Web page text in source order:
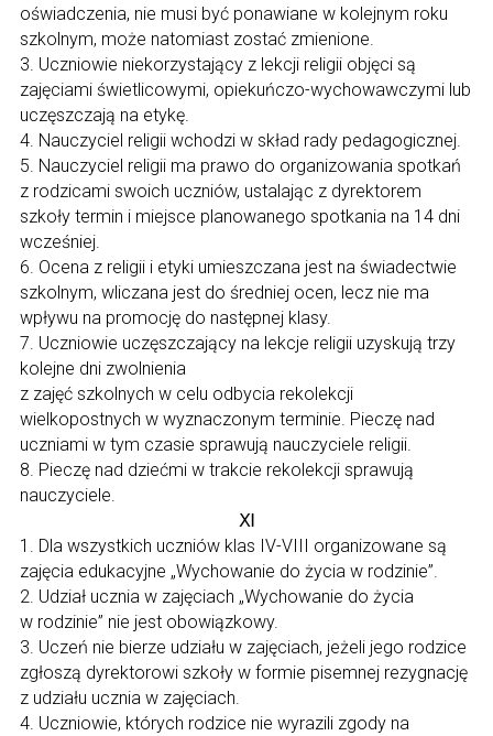
oświadczenia, nie musi być ponawiane w kolejnym roku
szkolnym, może natomiast zostać zmienione.
3. Uczniowie niekorzystający z lekcji religii objęci są
zajęciami świetlicowymi, opiekuńczo-wychowawczymi lub
uczęszczają na etykę.
4. Nauczyciel religii wchodzi w skład rady pedagogicznej.
5. Nauczyciel religii ma prawo do organizowania spotkań
z rodzicami swoich uczniów, ustalając z dyrektorem
szkoły termin i miejsce planowanego spotkania na 14 dni
wcześniej.
6. Ocena z religii i etyki umieszczana jest na świadectwie
szkolnym, wliczana jest do średniej ocen, lecz nie ma
wpływu na promocję do następnej klasy.
7. Uczniowie uczęszczający na lekcje religii uzyskują trzy
kolejne dni zwolnienia
z zajęć szkolnych w celu odbycia rekolekcji
wielkopostnych w wyznaczonym terminie. Pieczę nad
uczniami w tym czasie sprawują nauczyciele religii.
8. Pieczę nad dziećmi w trakcie rekolekcji sprawują
nauczyciele.
Ⅺ
1. Dla wszystkich uczniów klas IV-VIII organizowane są
zajęcia edukacyjne „Wychowanie do życia w rodzinie”.
2. Udział ucznia w zajęciach „Wychowanie do życia
w rodzinie” nie jest obowiązkowy.
3. Uczeń nie bierze udziału w zajęciach, jeżeli jego rodzice
zgłoszą dyrektorowi szkoły w formie pisemnej rezygnację
z udziału ucznia w zajęciach.
4. Uczniowie, których rodzice nie wyrazili zgody na